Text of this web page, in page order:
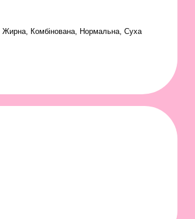
Жирна, Комбінована, Нормальна, Суха